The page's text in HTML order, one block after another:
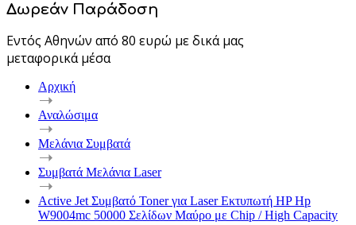
Δωρεάν Παράδοση
Εντός Αθηνών από 80 ευρώ με δικά μας
μεταφορικά μέσα
Αρχική
Αναλώσιμα
Μελάνια Συμβατά
Συμβατά Μελάνια Laser
Active Jet Συμβατό Toner για Laser Εκτυπωτή HP Hp
W9004mc 50000 Σελίδων Μαύρο με Chip / High Capacity